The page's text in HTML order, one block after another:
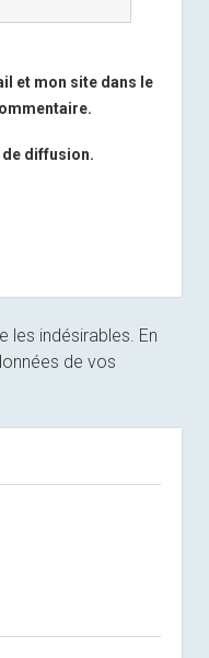
et mon site dans le
diffusion.
les indésirables. En
de vos